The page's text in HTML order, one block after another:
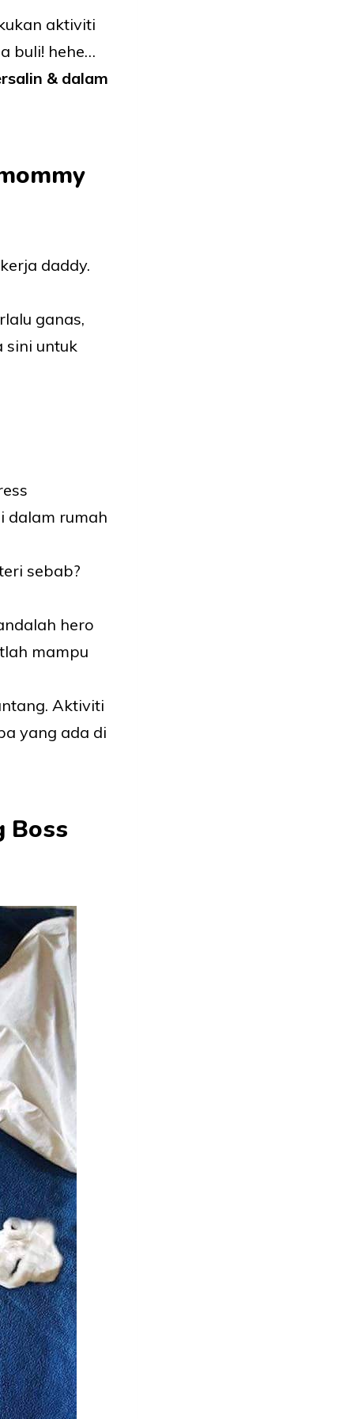
aktiviti
buli! hehe…
& dalam
daddy.
ganas,
sini untuk
dalam rumah
sebab?
hero
mampu
Aktiviti
yang ada di
Boss